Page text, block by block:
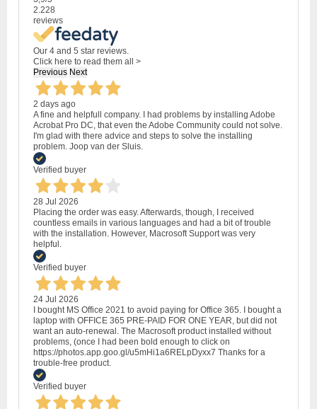
2.228
reviews
Our 4 and 5 star reviews.
Click here to read them all >
Previous Next
2 days ago
A fine and helpfull company. I had problems by installing Adobe
Acrobat Pro DC, that even the Adobe Community could not solve.
I'm glad with there advice and steps to solve the installing
problem. Joop van der Sluis.
Verified buyer
28 Jul 2026
Placing the order was easy. Afterwards, though, I received
countless emails in various languages and had a bit of trouble
with the installation. However, Macrosoft Support was very
helpful.
Verified buyer
24 Jul 2026
I bought MS Office 2021 to avoid paying for Office 365. I bought a
laptop with OFFICE 365 PRE-PAID FOR ONE YEAR, but did not
want an auto-renewal. The Macrosoft product installed without
problems, (once I had been bold enough to click on
https://photos.app.goo.gl/u5mHi1a6RELpDyxx7 Thanks for a
trouble-free product.
Verified buyer